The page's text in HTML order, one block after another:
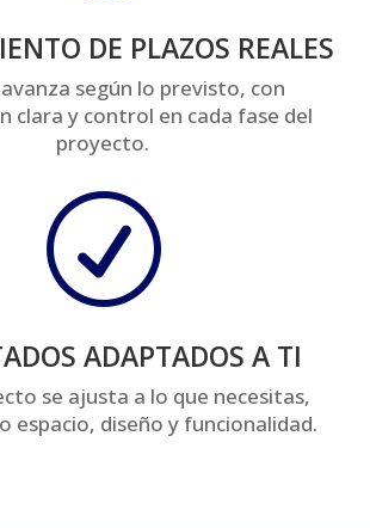
DE PLAZOS REALES
según lo previsto, con
clara y control en cada fase del
proyecto.
R
ADAPTADOS A TI
se ajusta a lo que necesitas,
espacio, diseño y funcionalidad.